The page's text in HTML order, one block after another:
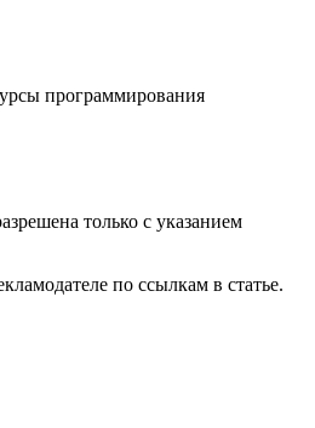
программирования
только с указанием
по ссылкам в статье.